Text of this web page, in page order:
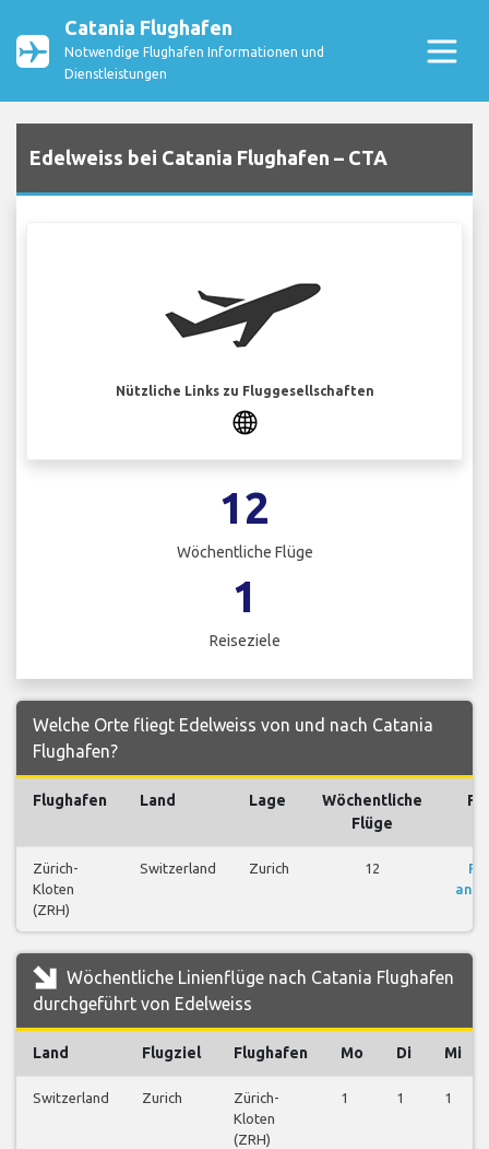
Catania Flughafen
Notwendige Flughafen Informationen und
Dienstleistungen
Edelweiss bei Catania Flughafen – CTA
Nützliche Links zu Fluggesellschaften
12
Wöchentliche Flüge
1
Reiseziele
Welche Orte fliegt Edelweiss von und nach Catania
Flughafen?
Flughafen Land Lage
Wöchentliche
Flüge
Zürich-
Kloten
(ZRH)
Switzerland Zurich 12
Wöchentliche Linienflüge nach Catania Flughafen
durchgeführt von Edelweiss
Land Flugziel Flughafen Mo Di Mi
Switzerland Zurich
Zürich-
Kloten
(ZRH)
1 1 1